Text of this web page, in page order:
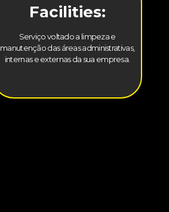
Facilities:
Serviço voltado a limpeza e
manutenção das áreas administrativas,
internas e externas da sua empresa.